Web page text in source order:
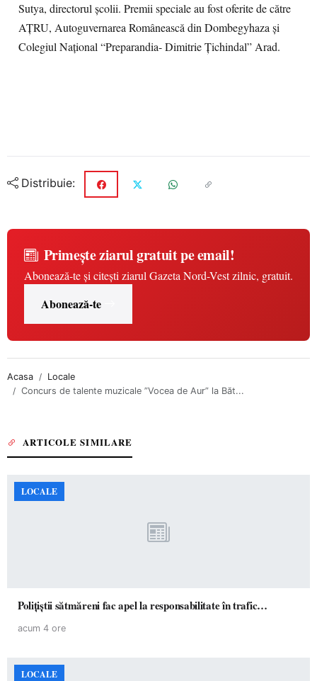
Sutya, directorul şcolii. Premii speciale au fost oferite de către
AŢRU, Autoguvernarea Românească din Dombegyhaza şi
Colegiul Naţional “Preparandia- Dimitrie Ţichindal” Arad.
Distribuie:
Primește ziarul gratuit pe email!
Abonează-te și citești ziarul Gazeta Nord-Vest zilnic, gratuit.
Abonează-te
Acasa
Locale
Concurs de talente muzicale ”Vocea de Aur” la Băt...
ARTICOLE SIMILARE
LOCALE
Polițiștii sătmăreni fac apel la responsabilitate în trafic…
acum 4 ore
LOCALE